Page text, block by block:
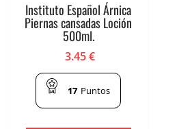
Instituto Español Árnica
Piernas cansadas Loción
500ml.
3.45€
17 Puntos